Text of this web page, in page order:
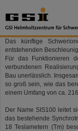
Das künftige
entstehenden
Für das Funktionieren
verbundenen
Bau unerlässlich.
so groß sein, wie das
einem Umfang von ca.
Der Name SIS100 leitet
das bestehende
18 Teslametern (Tm)